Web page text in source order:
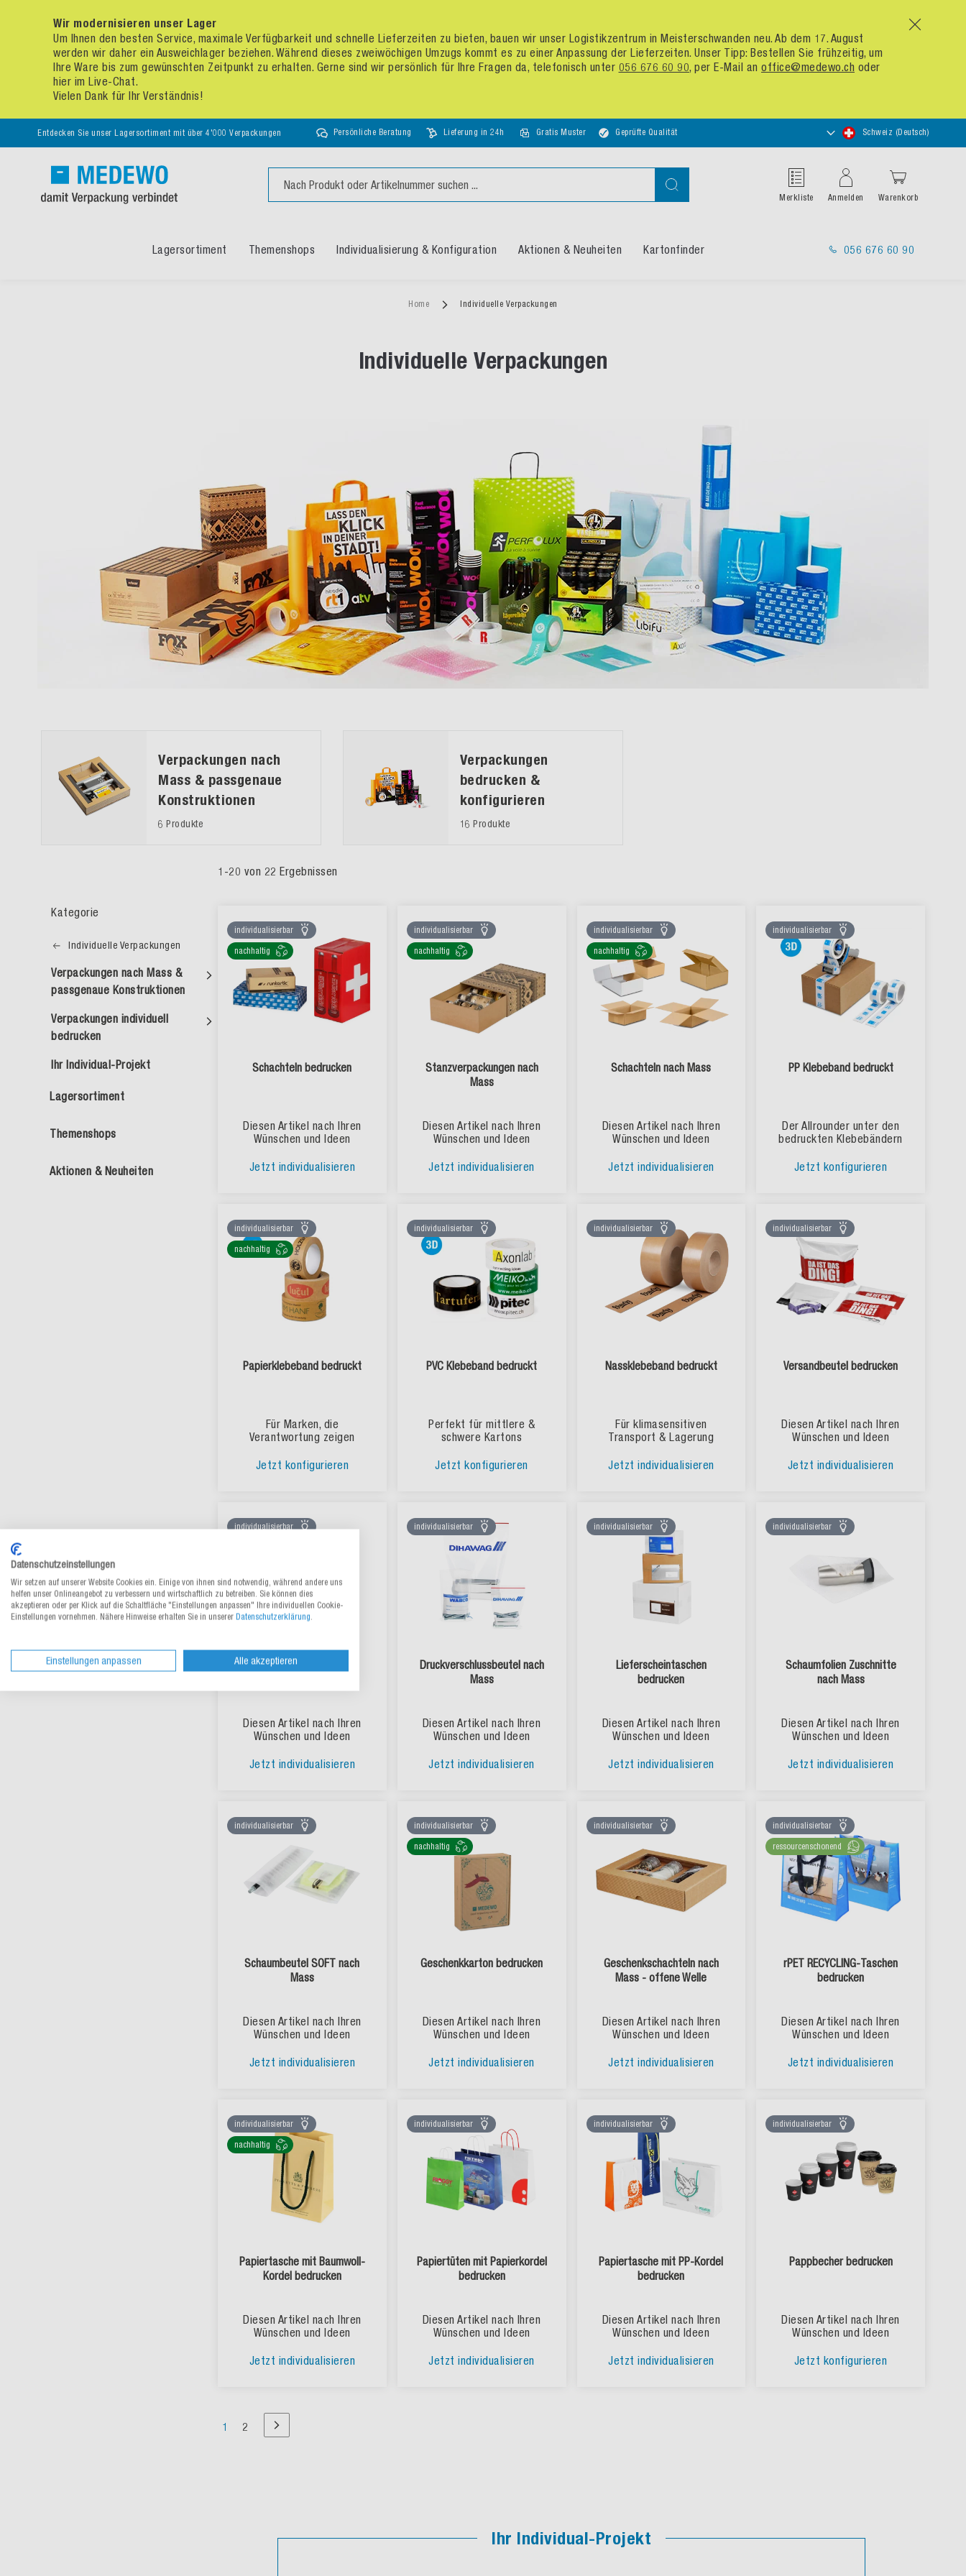
x
Wir modernisieren unser Lager
Um Ihnen den besten Service, maximale Verfügbarkeit und schnelle Lieferzeiten zu bieten, bauen wir unser Logistikzentrum in Meisterschwanden neu. Ab dem 17. August
werden wir daher ein Ausweichlager beziehen. Während dieses zweiwöchigen Umzugs kommt es zu einer Anpassung der Lieferzeiten. Unser Tipp: Bestellen Sie frühzeitig, um
Ihre Ware bis zum gewünschten Zeitpunkt zu erhalten. Gerne sind wir persönlich für Ihre Fragen da, telefonisch unter 056 676 60 90, per E-Mail an office@medewo.ch oder
hier im Live-Chat.
Vielen Dank für Ihr Verständnis!
Entdecken Sie unser Lagersortiment mit über 4'000 Verpackungen Persönliche Beratung Lieferung in 24h Gratis Muster Geprüfte Qualität
Store
auswählen
Schweiz (Deutsch)
Suche
Merkliste Anmelden Warenkorb
Lagersortiment Themenshops Individualisierung & Konfiguration Aktionen & Neuheiten Kartonfinder 056 676 60 90
Home Individuelle Verpackungen
Individuelle Verpackungen
Verpackungen nach
Mass & passgenaue
Konstruktionen
6 Produkte
Verpackungen
bedrucken &
konfigurieren
16 Produkte
Kategorie
Lagersortiment
Themenshops
Individuelle Verpackungen
Verpackungen nach Mass &
passgenaue Konstruktionen
Verpackungen individuell
bedrucken
Ihr Individual-Projekt
Aktionen & Neuheiten
1 -20 von 22 Ergebnissen
individualisierbar
nachhaltig
Schachteln bedrucken
Diesen Artikel nach Ihren
Wünschen und Ideen
Jetzt individualisieren
individualisierbar
nachhaltig
Stanzverpackungen nach
Mass
Diesen Artikel nach Ihren
Wünschen und Ideen
Jetzt individualisieren
individualisierbar
nachhaltig
Schachteln nach Mass
Diesen Artikel nach Ihren
Wünschen und Ideen
Jetzt individualisieren
individualisierbar
PP Klebeband bedruckt
Der Allrounder unter den
bedruckten Klebebändern
Jetzt konfigurieren
individualisierbar
nachhaltig
Papierklebeband bedruckt
Für Marken, die
Verantwortung zeigen
Jetzt konfigurieren
individualisierbar
PVC Klebeband bedruckt
Perfekt für mittlere &
schwere Kartons
Jetzt konfigurieren
individualisierbar
Nassklebeband bedruckt
Für klimasensitiven
Transport & Lagerung
Jetzt individualisieren
individualisierbar
Versandbeutel bedrucken
Diesen Artikel nach Ihren
Wünschen und Ideen
Jetzt individualisieren
individualisierbar
Druckverschlussbeutel
Diesen Artikel nach Ihren
Wünschen und Ideen
Jetzt individualisieren
individualisierbar
Druckverschlussbeutel nach
Mass
Diesen Artikel nach Ihren
Wünschen und Ideen
Jetzt individualisieren
individualisierbar
Lieferscheintaschen
bedrucken
Diesen Artikel nach Ihren
Wünschen und Ideen
Jetzt individualisieren
individualisierbar
Schaumfolien Zuschnitte
nach Mass
Diesen Artikel nach Ihren
Wünschen und Ideen
Jetzt individualisieren
individualisierbar
Schaumbeutel SOFT nach
Mass
Diesen Artikel nach Ihren
Wünschen und Ideen
Jetzt individualisieren
individualisierbar
nachhaltig
Geschenkkarton bedrucken
Diesen Artikel nach Ihren
Wünschen und Ideen
Jetzt individualisieren
individualisierbar
Geschenkschachteln nach
Mass - offene Welle
Diesen Artikel nach Ihren
Wünschen und Ideen
Jetzt individualisieren
individualisierbar
ressourcenschonend
rPET RECYCLING-Taschen
bedrucken
Diesen Artikel nach Ihren
Wünschen und Ideen
Jetzt individualisieren
individualisierbar
nachhaltig
Papiertasche mit Baumwoll-
Kordel bedrucken
Diesen Artikel nach Ihren
Wünschen und Ideen
Jetzt individualisieren
individualisierbar
Papiertüten mit Papierkordel
bedrucken
Diesen Artikel nach Ihren
Wünschen und Ideen
Jetzt individualisieren
individualisierbar
Papiertasche mit PP-Kordel
bedrucken
Diesen Artikel nach Ihren
Wünschen und Ideen
Jetzt individualisieren
individualisierbar
Pappbecher bedrucken
Diesen Artikel nach Ihren
Wünschen und Ideen
Jetzt konfigurieren
Sie lesen Seite
1 Seite
2
Seite
Nächste
Ihr Individual-Projekt
Datenschutzeinstellungen
Wir setzen auf unserer Website Cookies ein. Einige von ihnen sind notwendig, während andere uns
helfen unser Onlineangebot zu verbessern und wirtschaftlich zu betreiben. Sie können dies
akzeptieren oder per Klick auf die Schaltfläche "Einstellungen anpassen" Ihre individuellen Cookie-
Einstellungen vornehmen. Nähere Hinweise erhalten Sie in unserer Datenschutzerklärung.
Einstellungen anpassen Alle akzeptieren